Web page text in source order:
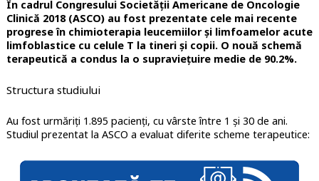
În cadrul Congresului Societății Americane de Oncologie
Clinică 2018 (ASCO) au fost prezentate cele mai recente
progrese în chimioterapia leucemiilor și limfoamelor acute
limfoblastice cu celule T la tineri și copii. O nouă schemă
terapeutică a condus la o supraviețuire medie de 90.2%.
Structura studiului
Au fost urmăriți 1.895 pacienți, cu vârste între 1 și 30 de ani.
Studiul prezentat la ASCO a evaluat diferite scheme terapeutice: